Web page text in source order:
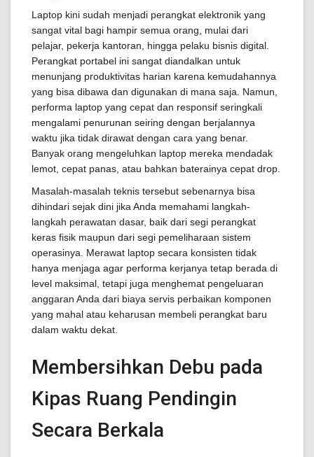
Laptop kini sudah menjadi perangkat elektronik yang
sangat vital bagi hampir semua orang, mulai dari
pelajar, pekerja kantoran, hingga pelaku bisnis digital.
Perangkat portabel ini sangat diandalkan untuk
menunjang produktivitas harian karena kemudahannya
yang bisa dibawa dan digunakan di mana saja. Namun,
performa laptop yang cepat dan responsif seringkali
mengalami penurunan seiring dengan berjalannya
waktu jika tidak dirawat dengan cara yang benar.
Banyak orang mengeluhkan laptop mereka mendadak
lemot, cepat panas, atau bahkan baterainya cepat drop.
Masalah-masalah teknis tersebut sebenarnya bisa
dihindari sejak dini jika Anda memahami langkah-
langkah perawatan dasar, baik dari segi perangkat
keras fisik maupun dari segi pemeliharaan sistem
operasinya. Merawat laptop secara konsisten tidak
hanya menjaga agar performa kerjanya tetap berada di
level maksimal, tetapi juga menghemat pengeluaran
anggaran Anda dari biaya servis perbaikan komponen
yang mahal atau keharusan membeli perangkat baru
dalam waktu dekat.
Membersihkan Debu pada
Kipas Ruang Pendingin
Secara Berkala